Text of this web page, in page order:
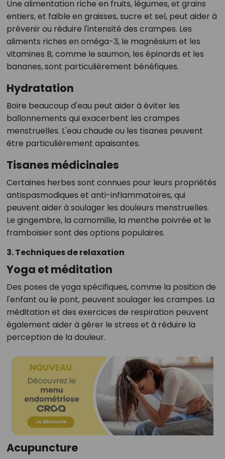
Une alimentation riche en fruits, légumes, et grains
entiers, et faible en graisses, sucre et sel, peut aider à
prévenir ou réduire l'intensité des crampes. Les
aliments riches en oméga-3, le magnésium et les
vitamines B, comme le saumon, les épinards et les
bananes, sont particulièrement bénéfiques.
Hydratation
Boire beaucoup d'eau peut aider à éviter les
ballonnements qui exacerbent les crampes
menstruelles. L'eau chaude ou les tisanes peuvent
être particulièrement apaisantes.
Tisanes médicinales
Certaines herbes sont connues pour leurs propriétés
antispasmodiques et anti-inflammatoires, qui
peuvent aider à soulager les douleurs menstruelles.
Le gingembre, la camomille, la menthe poivrée et le
framboisier sont des options populaires.
3. Techniques de relaxation
Yoga et méditation
Des poses de yoga spécifiques, comme la position de
l'enfant ou le pont, peuvent soulager les crampes. La
méditation et des exercices de respiration peuvent
également aider à gérer le stress et à réduire la
perception de la douleur.
Acupuncture